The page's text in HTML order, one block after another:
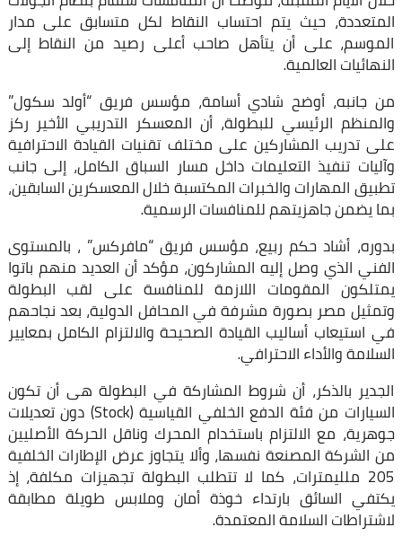
المتعددة، حيث يتم احتساب ‏النقاط لكل متسابق على مدار
الموسم، على أن يتأهل صاحب أعلى رصيد من ‏النقاط إلى
النهائيات العالمية.‏
من جانبه، أوضح شادي أسامة، مؤسس فريق “أولد سكول”
والمنظم الرئيسي ‏للبطولة، أن المعسكر التدريبي الأخير ركز
على تدريب المشاركين على مختلف ‏تقنيات القيادة الاحترافية
وآليات تنفيذ التعليمات داخل مسار السباق الكامل، إلى ‏جانب
تطبيق المهارات والخبرات المكتسبة خلال المعسكرين السابقين،
بما ‏يضمن جاهزيتهم للمنافسات الرسمية.‏
بدوره، أشاد حكم ربيع، مؤسس فريق “مافركس” ، بالمستوى
الفني الذي ‏وصل إليه المشاركون، مؤكد أن العديد منهم باتوا
يمتلكون المقومات اللازمة ‏للمنافسة على لقب البطولة
وتمثيل مصر بصورة مشرفة في المحافل الدولية، بعد ‏نجاحهم
في استيعاب أساليب القيادة الصحيحة والالتزام الكامل بمعايير
السلامة ‏والأداء الاحترافي.‏
الجدير بالذكر، أن شروط المشاركة في البطولة هى أن تكون
السيارات من فئة الدفع ‏الخلفي القياسية (‏Stock‏) دون تعديلات
جوهرية، مع الالتزام باستخدام المحرك ‏وناقل الحركة الأصليين
من الشركة المصنعة نفسها، وألا يتجاوز عرض الإطارات ‏الخلفية
205 ملليمترات، كما لا تتطلب البطولة تجهيزات مكلفة، إذ
يكتفي السائق ‏بارتداء خوذة أمان وملابس طويلة مطابقة
لاشتراطات السلامة المعتمدة.‏